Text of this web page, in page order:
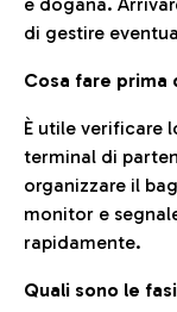
di gestire
Cosa fare prima
È utile verificare
terminal di
organizzare il
monitor e
rapidamente.
Quali sono le